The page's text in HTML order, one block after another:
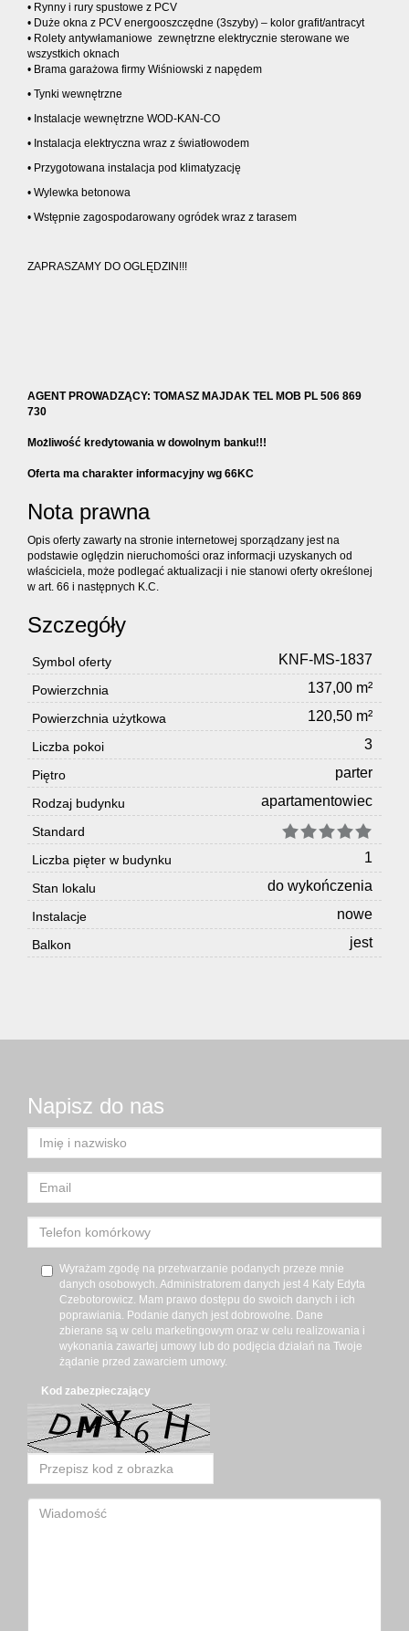
• Rynny i rury spustowe z PCV
• Duże okna z PCV energooszczędne (3szyby) – kolor grafit/antracyt
• Rolety antywłamaniowe zewnętrzne elektrycznie sterowane we
wszystkich oknach
• Brama garażowa firmy Wiśniowski z napędem
• Tynki wewnętrzne
• Instalacje wewnętrzne WOD-KAN-CO
• Instalacja elektryczna wraz z światłowodem
• Przygotowana instalacja pod klimatyzację
• Wylewka betonowa
• Wstępnie zagospodarowany ogródek wraz z tarasem
ZAPRASZAMY DO OGLĘDZIN!!!
AGENT PROWADZĄCY: TOMASZ MAJDAK TEL MOB PL 506 869
730
Możliwość kredytowania w dowolnym banku!!!
Oferta ma charakter informacyjny wg 66KC
Nota prawna
Opis oferty zawarty na stronie internetowej sporządzany jest na
podstawie oględzin nieruchomości oraz informacji uzyskanych od
właściciela, może podlegać aktualizacji i nie stanowi oferty określonej
w art. 66 i następnych K.C.
Szczegóły
Symbol oferty KNF-MS-1837
Powierzchnia 137,00 m²
Powierzchnia użytkowa 120,50 m²
Liczba pokoi 3
Piętro parter
Rodzaj budynku apartamentowiec
Standard
Liczba pięter w budynku
1
Stan lokalu do wykończenia
Instalacje nowe
Balkon jest
Napisz do nas
Wyrażam zgodę na przetwarzanie podanych przeze mnie
danych osobowych. Administratorem danych jest 4 Katy Edyta
Czebotorowicz. Mam prawo dostępu do swoich danych i ich
poprawiania. Podanie danych jest dobrowolne. Dane
zbierane są w celu marketingowym oraz w celu realizowania i
wykonania zawartej umowy lub do podjęcia działań na Twoje
żądanie przed zawarciem umowy.
Kod zabezpieczający